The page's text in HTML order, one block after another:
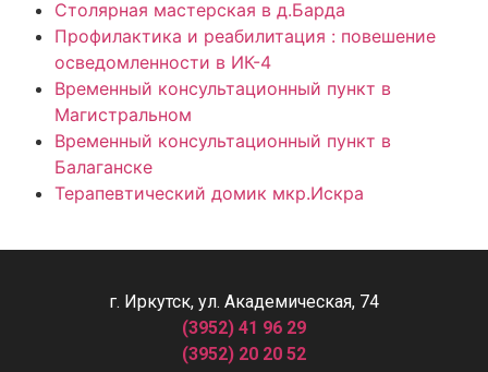
Столярная мастерская в д.Барда
Профилактика и реабилитация : повешение
осведомленности в ИК-4
Временный консультационный пункт в
Магистральном
Временный консультационный пункт в
Балаганске
Терапевтический домик мкр.Искра
г. Иркутск, ул. Академическая, 74
(3952) 41 96 29
(3952) 20 20 52